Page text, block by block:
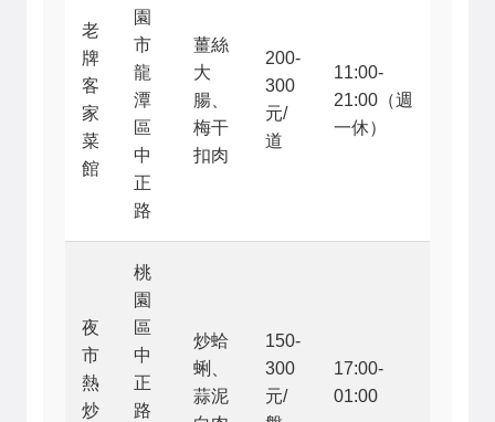
老
牌
客
家
菜
館
園
市
龍
潭
區
中
正
路
薑絲
大
腸、
梅干
扣肉
200-
300
元/
道
11:00-
21:00（週
一休）
夜
市
熱
炒
桃
園
區
中
正
路
炒蛤
蜊、
蒜泥
150-
300
元/
17:00-
01:00